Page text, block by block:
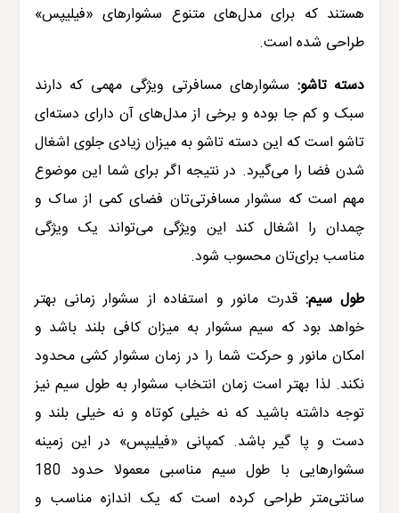
هستند که برای مدل‌های متنوع سشوارهای «فیلیپس»
طراحی شده‌ است.
دسته تاشو: سشوارهای مسافرتی ویژگی مهمی که دارند
سبک و کم جا بوده و برخی از مدل‌های آن دارای دسته‌ای
تاشو است که این دسته تاشو به میزان زیادی جلوی اشغال
شدن فضا را می‌گیرد. در نتیجه اگر برای شما این موضوع
مهم است که سشوار مسافرتی‌تان فضای کمی از ساک و
چمدان را اشغال کند این ویژگی می‌تواند یک ویژگی
مناسب برای‌تان محسوب شود.
طول سیم:قدرت مانور و استفاده از سشوار زمانی بهتر
خواهد بود که سیم سشوار به میزان کافی بلند باشد و
امکان مانور و حرکت شما را در زمان سشوار کشی محدود
نکند. لذا بهتر است زمان انتخاب سشوار به طول سیم نیز
توجه داشته باشید که نه خیلی کوتاه و نه خیلی بلند و
دست و پا گیر باشد. کمپانی «فیلیپس» در این زمینه
سشوارهایی با طول سیم مناسبی معمولا حدود 180
سانتی‌متر طراحی کرده است که یک اندازه مناسب و